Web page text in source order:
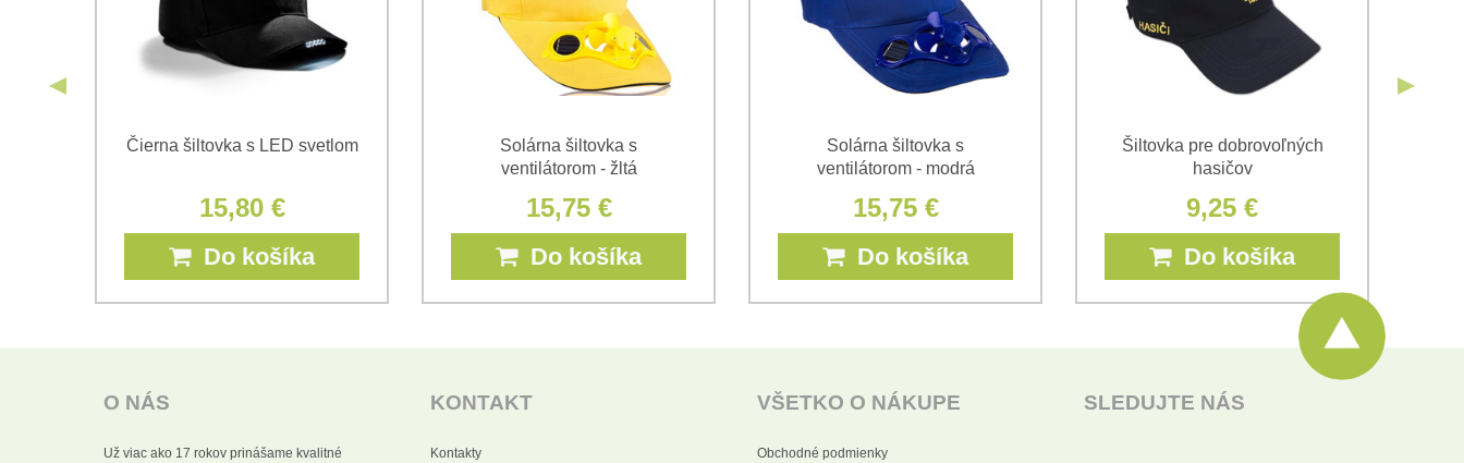
Čierna šiltovka s LED svetlom
15,80 €
Do košíka
Solárna šiltovka s
ventilátorom - žltá
15,75 €
Do košíka
Solárna šiltovka s
ventilátorom - modrá
15,75 €
Do košíka
Šiltovka pre dobrovoľných
hasičov
9,25 €
Do košíka
O NÁS
Už viac ako 17 rokov prinášame kvalitné
KONTAKT
Kontakty
VŠETKO O NÁKUPE
Obchodné podmienky
SLEDUJTE NÁS